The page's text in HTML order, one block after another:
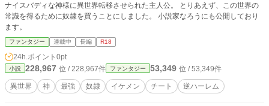
ナイスバディな神様に異世界転移させられた主人公。 とりあえず、この世界の
常識を得るために奴隷を買うことにしました。 小説家なろうにも公開しており
ます。
ファンタジー 連載中 長編 R18
24h.ポイント 0pt
小説 228,967 位 / 228,967件 ファンタジー 53,349 位 / 53,349件
異世界 神 最強 奴隷 イケメン チート 逆ハーレム